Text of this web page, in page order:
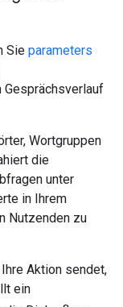
Sie parameters
Gesprächsverlauf
Wortgruppen
die
unter
in Ihrem
Nutzenden zu
Aktion sendet,
ein